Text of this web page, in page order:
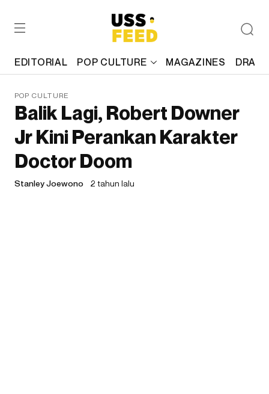
EDITORIAL POP CULTURE MAGAZINES
POP CULTURE
Balik Lagi, Robert Downer
Jr Kini Perankan Karakter
Doctor Doom
Stanley Joewono 2 tahun lalu